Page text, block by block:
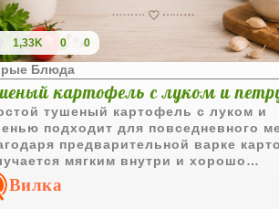
1,33K 0 0
Блюда
картофель с луком и
тушеный картофель с луком и
подходит для повседневного
предварительной варке
мягким внутри и хорошо
ароматом обжаренного
Вилка